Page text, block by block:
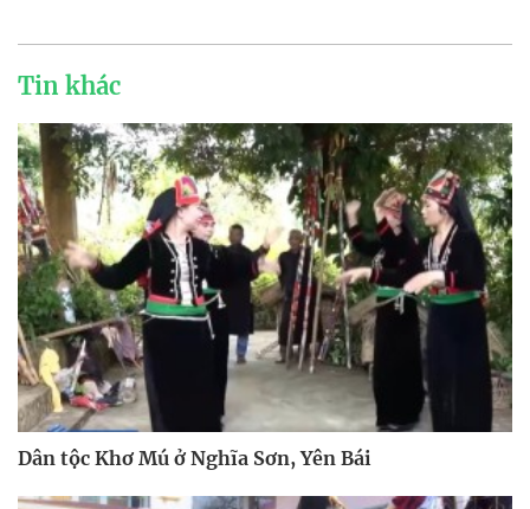
Tin khác
Dân tộc Khơ Mú ở Nghĩa Sơn, Yên Bái